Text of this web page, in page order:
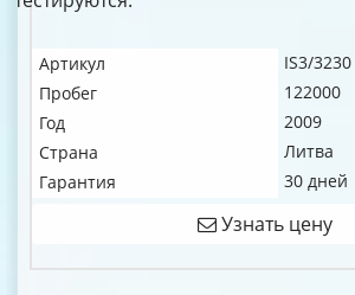
Артикул
IS3/3230
Пробег
122000
Год
2009
Страна
Литва
Гарантия
30 дней
Узнать цену